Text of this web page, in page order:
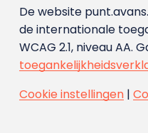
De website
de internationale
WCAG 2.1, niveau AA.
Cookie instellingen|